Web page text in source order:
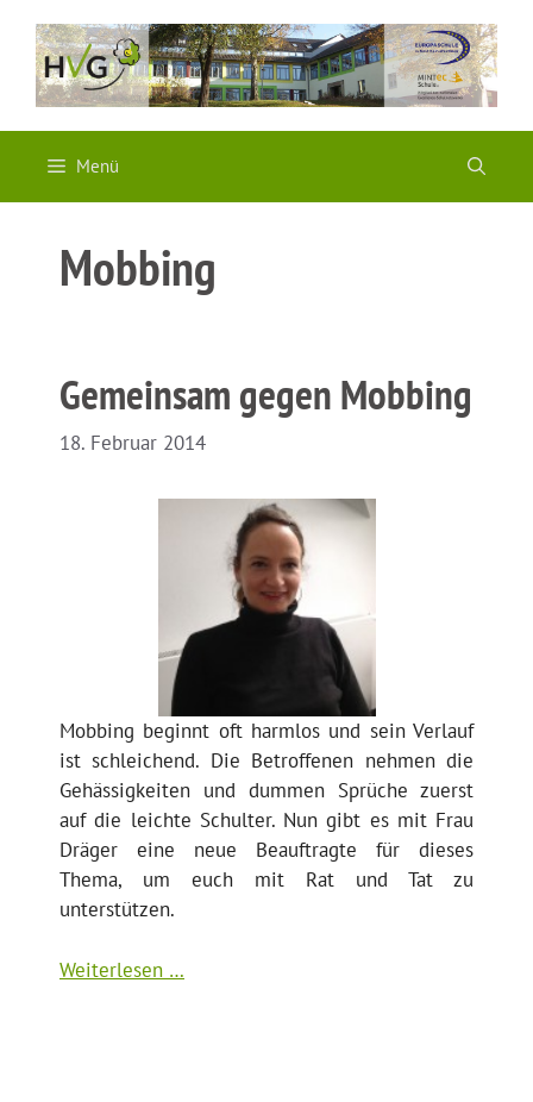
Inhalt
springen
Menü
Mobbing
Gemeinsam gegen Mobbing
18. Februar 2014
Mobbing beginnt oft harmlos und sein Verlauf
ist schleichend. Die Betroffenen nehmen die
Gehässigkeiten und dummen Sprüche zuerst
auf die leichte Schulter. Nun gibt es mit Frau
Dräger eine neue Beauftragte für dieses
Thema, um euch mit Rat und Tat zu
unterstützen.
Weiterlesen …